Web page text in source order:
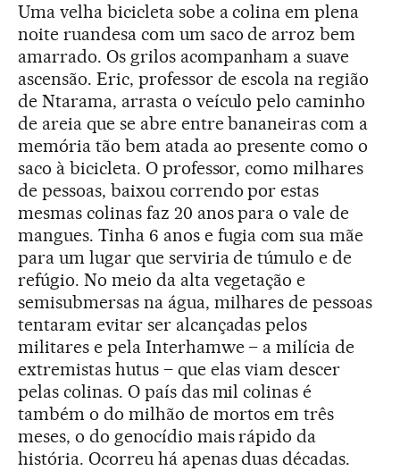
Uma velha bicicleta sobe a colina em plena
noite ruandesa com um saco de arroz bem
amarrado. Os grilos acompanham a suave
ascensão. Eric, professor de escola na região
de Ntarama, arrasta o veículo pelo caminho
de areia que se abre entre bananeiras com a
memória tão bem atada ao presente como o
saco à bicicleta. O professor, como milhares
de pessoas, baixou correndo por estas
mesmas colinas faz 20 anos para o vale de
mangues. Tinha 6 anos e fugia com sua mãe
para um lugar que serviria de túmulo e de
refúgio. No meio da alta vegetação e
semisubmersas na água, milhares de pessoas
tentaram evitar ser alcançadas pelos
militares e pela Interhamwe – a milícia de
extremistas hutus – que elas viam descer
pelas colinas. O país das mil colinas é
também o do milhão de mortos em três
meses, o do genocídio mais rápido da
história. Ocorreu há apenas duas décadas.